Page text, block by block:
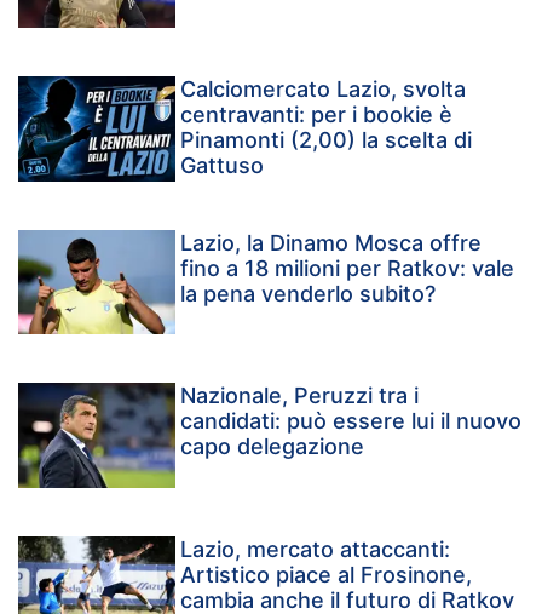
Calciomercato Lazio, svolta
centravanti: per i bookie è
Pinamonti (2,00) la scelta di
Gattuso
Lazio, la Dinamo Mosca offre
fino a 18 milioni per Ratkov: vale
la pena venderlo subito?
Nazionale, Peruzzi tra i
candidati: può essere lui il nuovo
capo delegazione
Lazio, mercato attaccanti:
Artistico piace al Frosinone,
cambia anche il futuro di Ratkov